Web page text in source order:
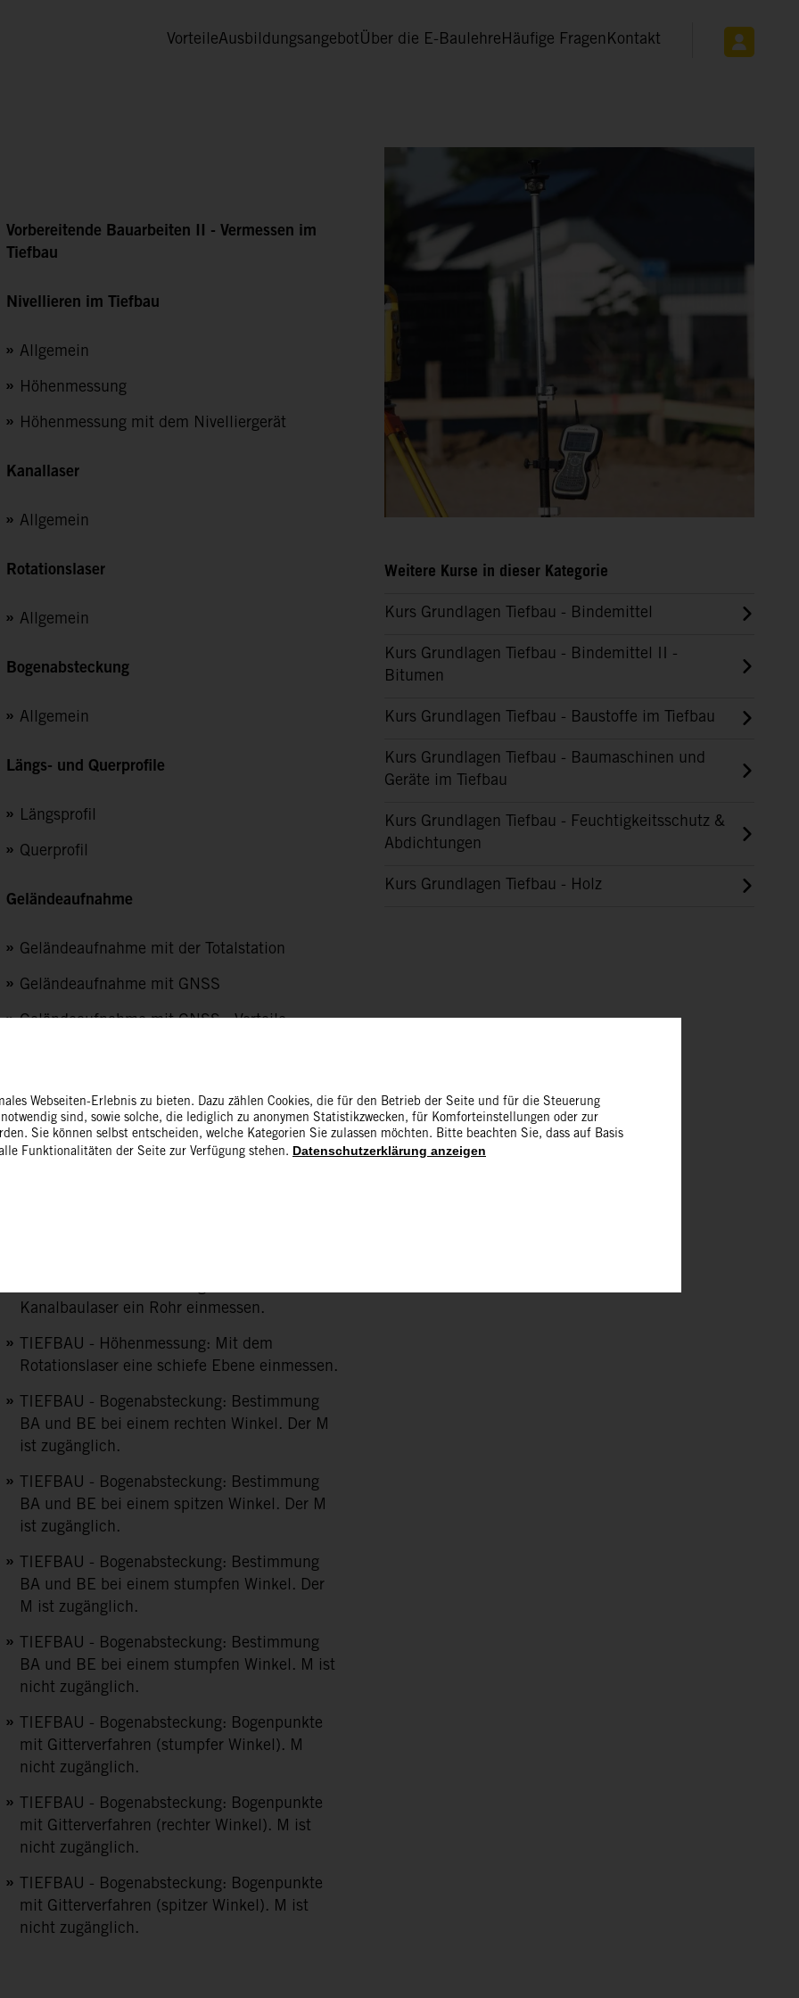
VorteileAusbildungsangebotÜber die E-Baulehre Häufige Fragen Kontakt
Vorbereitende Bauarbeiten II - Vermessen im
Tiefbau
Nivellieren im Tiefbau
Allgemein
Höhenmessung
Höhenmessung mit dem Nivelliergerät
Kanallaser
Allgemein
Rotationslaser
Allgemein
Bogenabsteckung
Allgemein
Längs- und Querprofile
Längsprofil
Querprofil
Geländeaufnahme
Geländeaufnahme mit der Totalstation
Geländeaufnahme mit GNSS
Geländeaufnahme mit GNSS - Vorteile
Bauvermessung - Grundkurs
Bauvermessung - Vertiefungskurs
Kanalbaulaser ein Rohr einmessen.
TIEFBAU - Höhenmessung: Mit dem
Rotationslaser eine schiefe Ebene einmessen.
TIEFBAU - Bogenabsteckung: Bestimmung
BA und BE bei einem rechten Winkel. Der M
ist zugänglich.
TIEFBAU - Bogenabsteckung: Bestimmung
BA und BE bei einem spitzen Winkel. Der M
ist zugänglich.
TIEFBAU - Bogenabsteckung: Bestimmung
BA und BE bei einem stumpfen Winkel. Der
M ist zugänglich.
TIEFBAU - Bogenabsteckung: Bestimmung
BA und BE bei einem stumpfen Winkel. M ist
nicht zugänglich.
TIEFBAU - Bogenabsteckung: Bogenpunkte
mit Gitterverfahren (stumpfer Winkel). M
nicht zugänglich.
TIEFBAU - Bogenabsteckung: Bogenpunkte
mit Gitterverfahren (rechter Winkel). M ist
nicht zugänglich.
TIEFBAU - Bogenabsteckung: Bogenpunkte
mit Gitterverfahren (spitzer Winkel). M ist
nicht zugänglich.
Weitere Kurse in dieser Kategorie
Kurs Grundlagen Tiefbau - Bindemittel
Kurs Grundlagen Tiefbau - Bindemittel II -
Bitumen
Kurs Grundlagen Tiefbau - Baustoffe im Tiefbau
Kurs Grundlagen Tiefbau - Baumaschinen und
Geräte im Tiefbau
Kurs Grundlagen Tiefbau - Feuchtigkeitsschutz &
Abdichtungen
Kurs Grundlagen Tiefbau - Holz
Webseiten-Erlebnis zu bieten. Dazu zählen Cookies, die für den Betrieb der Seite und für die Steuerung
sind, sowie solche, die lediglich zu anonymen Statistikzwecken, für Komforteinstellungen oder zur
Sie können selbst entscheiden, welche Kategorien Sie zulassen möchten. Bitte beachten Sie, dass auf Basis
Funktionalitäten der Seite zur Verfügung stehen. Datenschutzerklärung anzeigen